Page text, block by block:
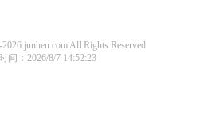
junhen.com All Rights Reserved
间：2026/8/7 14:52:23